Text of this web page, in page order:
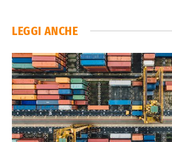
LEGGI ANCHE